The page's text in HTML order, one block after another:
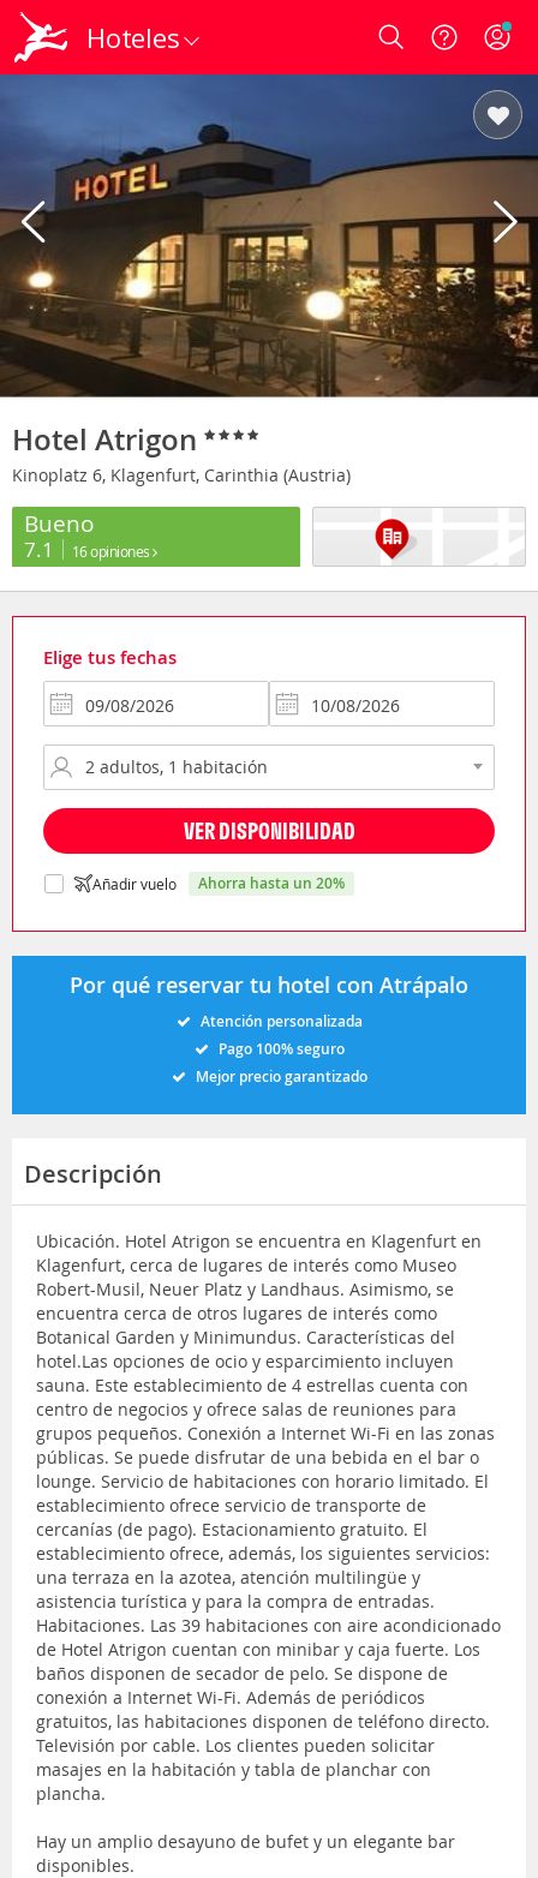
Hoteles Login
Hotel Atrigon
Kinoplatz 6, Klagenfurt, Carinthia (Austria)
Bueno
7.1 16 opiniones
Elige tus fechas
VER DISPONIBILIDAD
Añadir vuelo ahorra hasta un 20%
Por qué reservar tu hotel con Atrápalo
Atención personalizada
Pago 100% seguro
Mejor precio garantizado
Descripción
Ubicación. Hotel Atrigon se encuentra en Klagenfurt en
Klagenfurt, cerca de lugares de interés como Museo
Robert-Musil, Neuer Platz y Landhaus. Asimismo, se
encuentra cerca de otros lugares de interés como
Botanical Garden y Minimundus. Características del
hotel.Las opciones de ocio y esparcimiento incluyen
sauna. Este establecimiento de 4 estrellas cuenta con
centro de negocios y ofrece salas de reuniones para
grupos pequeños. Conexión a Internet Wi-Fi en las zonas
públicas. Se puede disfrutar de una bebida en el bar o
lounge. Servicio de habitaciones con horario limitado. El
establecimiento ofrece servicio de transporte de
cercanías (de pago). Estacionamiento gratuito. El
establecimiento ofrece, además, los siguientes servicios:
una terraza en la azotea, atención multilingüe y
asistencia turística y para la compra de entradas.
Habitaciones. Las 39 habitaciones con aire acondicionado
de Hotel Atrigon cuentan con minibar y caja fuerte. Los
baños disponen de secador de pelo. Se dispone de
conexión a Internet Wi-Fi. Además de periódicos
gratuitos, las habitaciones disponen de teléfono directo.
Televisión por cable. Los clientes pueden solicitar
masajes en la habitación y tabla de planchar con
plancha.
Hay un amplio desayuno de bufet y un elegante bar
disponibles.